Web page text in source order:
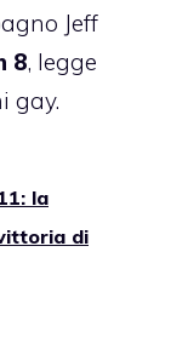
Jeff
8, legge
gay.
la
di